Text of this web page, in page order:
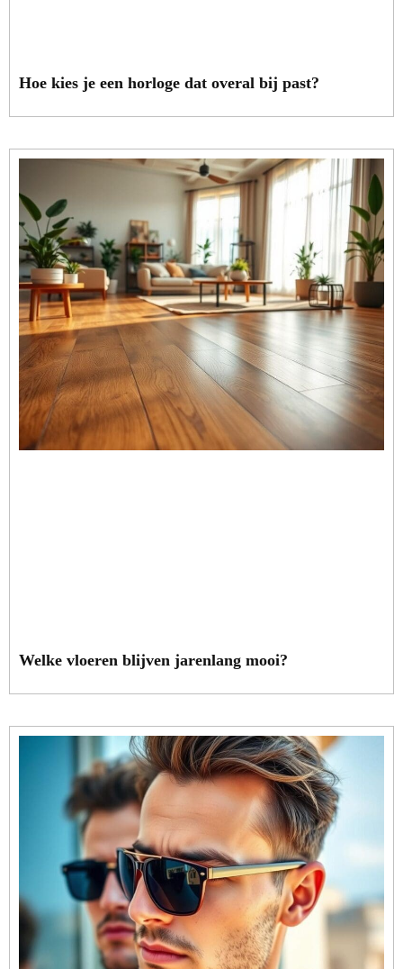
Hoe kies je een horloge dat overal bij past?
Welke vloeren blijven jarenlang mooi?